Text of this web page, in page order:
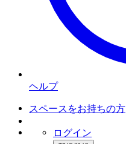
ヘルプ
スペースをお持ちの方
ログイン